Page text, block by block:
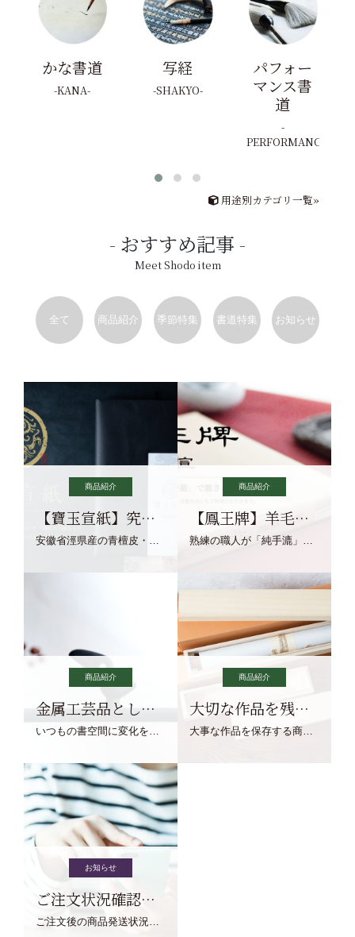
かな書道
KANA
写経
SHAKYO
パフォー
マンス書
道
PERFORMANCE
用途別カテゴリ一覧»
おすすめ記事
Meet Shodo item
全て 商品紹介 季節特集 書道特集 お知らせ
商品紹介
【寶玉宣紙】究極の純粋な宣紙を目指す寶玉宣紙
商品紹介
【鳳王牌】羊毛筆×濃墨での揮毫に最適な宣紙系画仙紙
商品紹介
金属工芸品としての文鎮
商品紹介
大切な作品を残す作品保存商品
お知らせ
ご注文状況確認について